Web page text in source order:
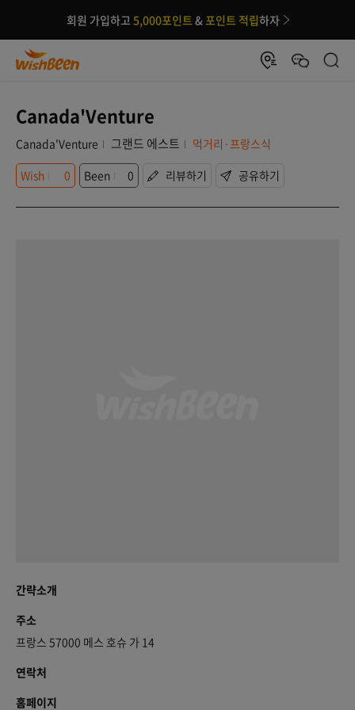
회원 가입하고 5,000포인트 &포인트 적립하자
Canada'Venture
Canada'Venture 그랜드 에스트
먹거리·프랑스식
Wish
0 Been 0 리뷰하기 공유하기
간략소개
주소
프랑스 57000 메스 호슈 가 14
연락처
홈페이지